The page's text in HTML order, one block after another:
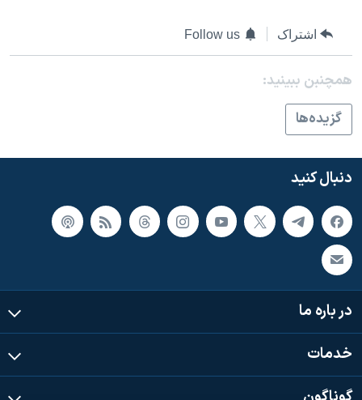
اشتراک Follow us
همچنبن ببینید:
گزيده‌ها
دنبال کنید
در باره ما
خدمات